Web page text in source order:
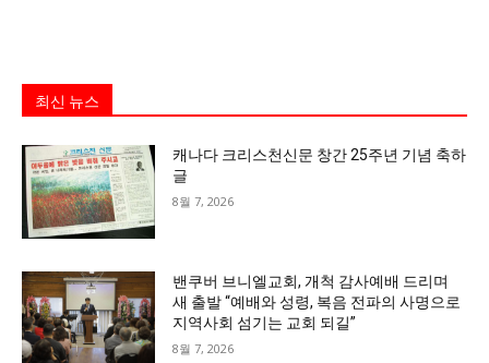
최신 뉴스
캐나다 크리스천신문 창간 25주년 기념 축하
글
8월 7, 2026
밴쿠버 브니엘교회, 개척 감사예배 드리며
새 출발 “예배와 성령, 복음 전파의 사명으로
지역사회 섬기는 교회 되길”
8월 7, 2026